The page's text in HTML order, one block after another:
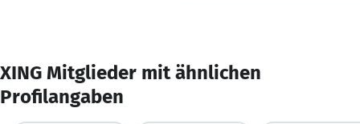
XING Mitglieder mit ähnlichen
Profilangaben